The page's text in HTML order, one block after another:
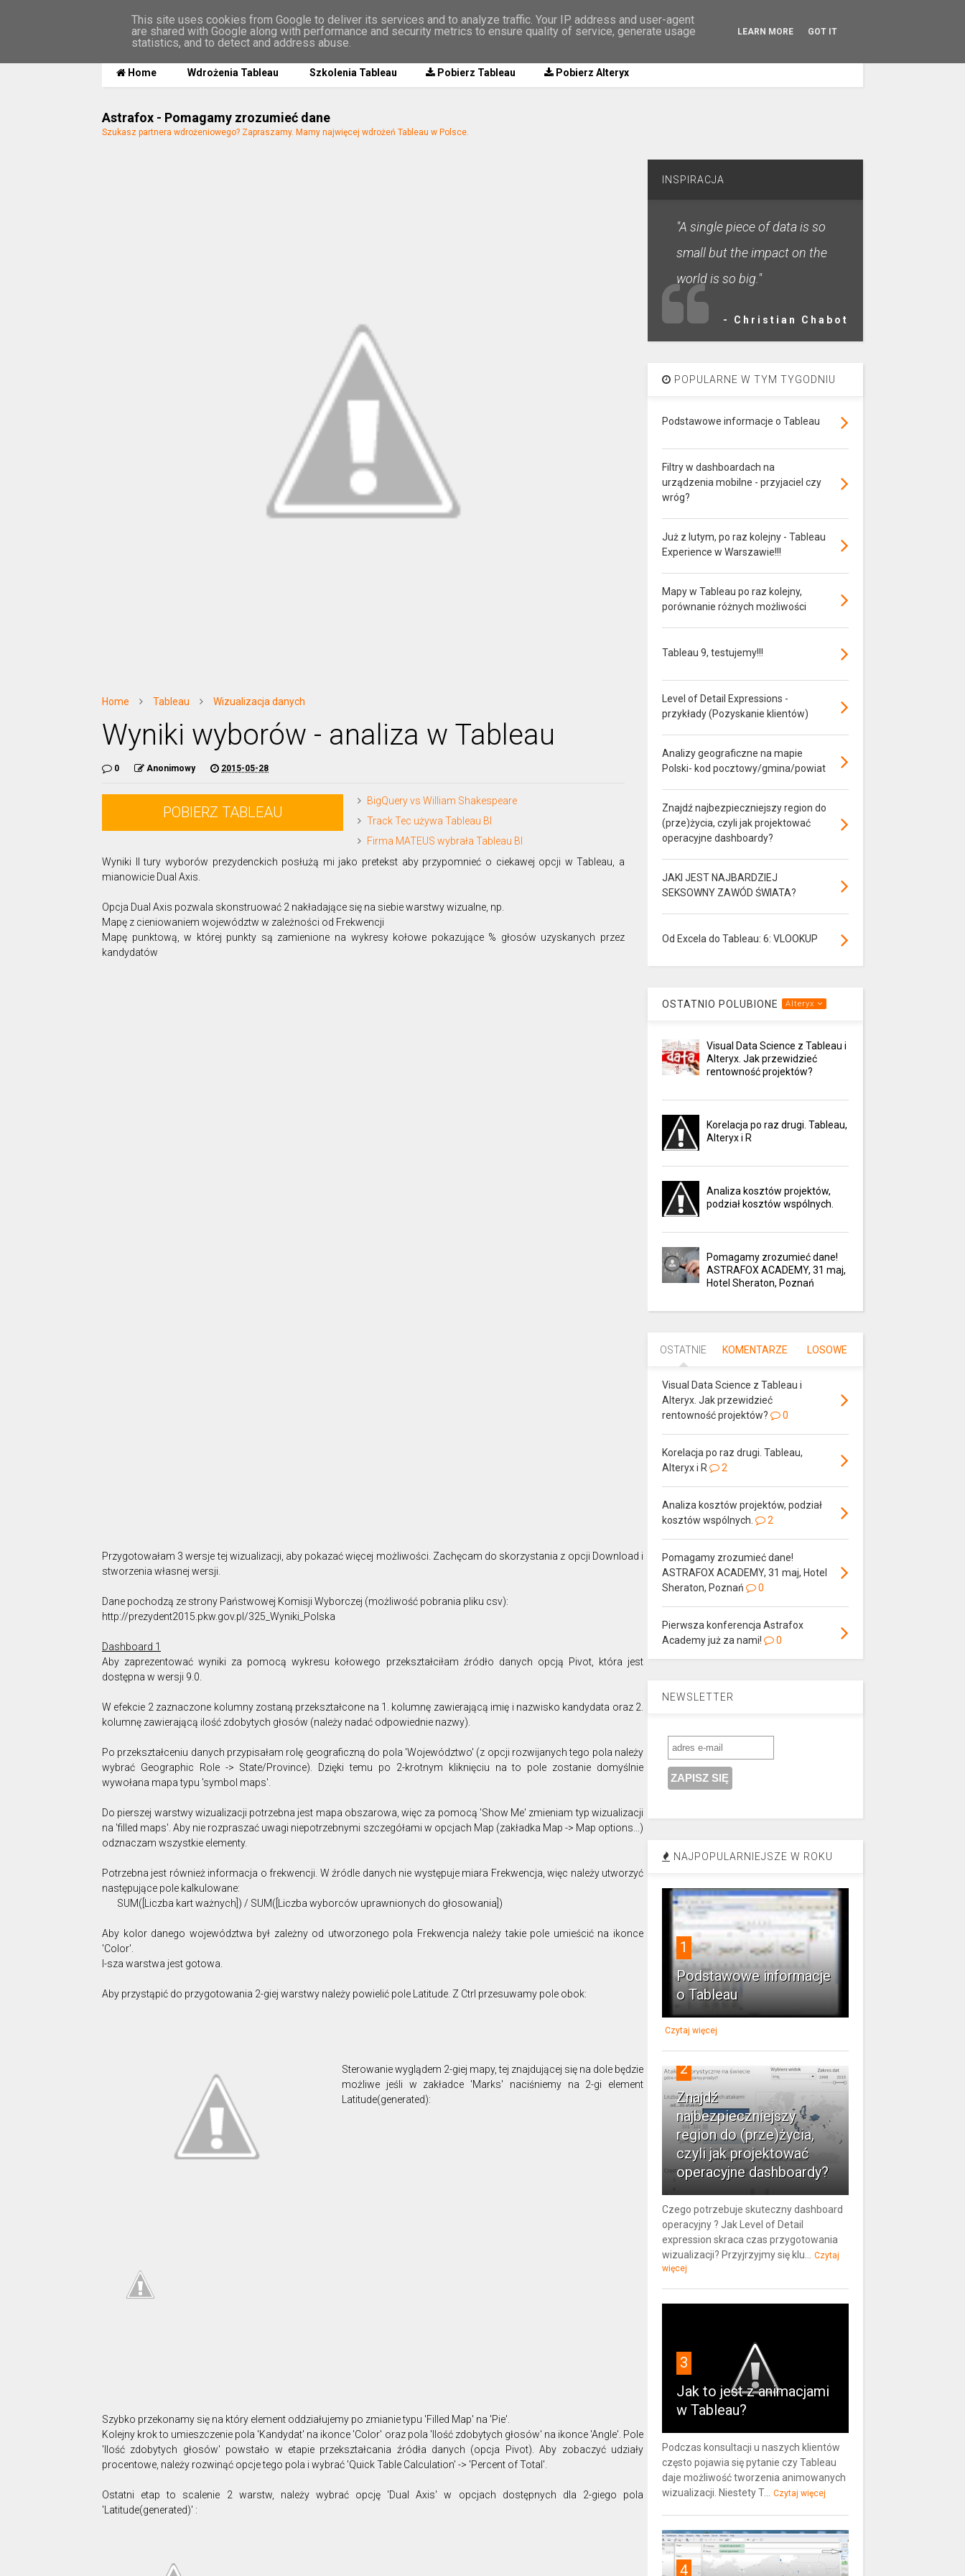
MENU SZUKAJ
Home Wdrożenia Tableau Szkolenia Tableau Pobierz Tableau Pobierz Alteryx
Astrafox - Pomagamy zrozumieć dane
Szukasz partnera wdrożeniowego? Zapraszamy. Mamy najwięcej wdrożeń Tableau w Polsce.
Home Tableau Wizualizacja danych
Wyniki wyborów - analiza w Tableau
0 Anonimowy 2015-05-28
POBIERZ TABLEAU
BigQuery vs William Shakespeare
Track Tec używa Tableau BI
Firma MATEUS wybrała Tableau BI
Wyniki II tury wyborów prezydenckich posłużą mi jako pretekst aby przypomnieć o ciekawej opcji w Tableau, a
mianowicie Dual Axis.
Opcja Dual Axis pozwala skonstruować 2 nakładające się na siebie warstwy wizualne, np.
Mapę z cieniowaniem województw w zależności od Frekwencji
Mapę punktową, w której punkty są zamienione na wykresy kołowe pokazujące % głosów uzyskanych przez
kandydatów
Przygotowałam 3 wersje tej wizualizacji, aby pokazać więcej możliwości. Zachęcam do skorzystania z opcji Download i
stworzenia własnej wersji.
Dane pochodzą ze strony Państwowej Komisji Wyborczej (możliwość pobrania pliku csv):
http://prezydent2015.pkw.gov.pl/325_Wyniki_Polska
Dashboard 1
Aby zaprezentować wyniki za pomocą wykresu kołowego przekształciłam źródło danych opcją Pivot, która jest
dostępna w wersji 9.0.
W efekcie 2 zaznaczone kolumny zostaną przekształcone na 1. kolumnę zawierającą imię i nazwisko kandydata oraz 2.
kolumnę zawierającą ilość zdobytych głosów (należy nadać odpowiednie nazwy).
Po przekształceniu danych przypisałam rolę geograficzną do pola 'Województwo' (z opcji rozwijanych tego pola należy
wybrać Geographic Role -> State/Province). Dzięki temu po 2-krotnym kliknięciu na to pole zostanie domyślnie
wywołana mapa typu 'symbol maps'.
Do pierszej warstwy wizualizacji potrzebna jest mapa obszarowa, więc za pomocą 'Show Me' zmieniam typ wizualizacji
na 'filled maps'. Aby nie rozpraszać uwagi niepotrzebnymi szczegółami w opcjach Map (zakładka Map -> Map options...)
odznaczam wszystkie elementy.
Potrzebna jest również informacja o frekwencji. W źródle danych nie występuje miara Frekwencja, więc należy utworzyć
następujące pole kalkulowane:
SUM([Liczba kart ważnych]) / SUM([Liczba wyborców uprawnionych do głosowania])
Aby kolor danego województwa był zależny od utworzonego pola Frekwencja należy takie pole umieścić na ikonce
'Color'.
I-sza warstwa jest gotowa.
Aby przystąpić do przygotowania 2-giej warstwy należy powielić pole Latitude. Z Ctrl przesuwamy pole obok:
Sterowanie wyglądem 2-giej mapy, tej znajdującej się na dole będzie
możliwe jeśli w zakładce 'Marks' naciśniemy na 2-gi element
Latitude(generated):
Szybko przekonamy się na który element oddziałujemy po zmianie typu 'Filled Map' na 'Pie'.
Kolejny krok to umieszczenie pola 'Kandydat' na ikonce 'Color' oraz pola 'Ilość zdobytych głosów' na ikonce 'Angle'. Pole
'Ilość zdobytych głosów' powstało w etapie przekształcania źródła danych (opcja Pivot). Aby zobaczyć udziały
procentowe, należy rozwinąć opcje tego pola i wybrać 'Quick Table Calculation' -> 'Percent of Total'.
Ostatni etap to scalenie 2 warstw, należy wybrać opcję 'Dual Axis' w opcjach dostępnych dla 2-giego pola
'Latitude(generated)' :
INSPIRACJA
"A single piece of data is so
small but the impact on the
world is so big."
- Christian Chabot
POPULARNE W TYM TYGODNIU
Podstawowe informacje o Tableau
Filtry w dashboardach na
urządzenia mobilne - przyjaciel czy
wróg?
Już z lutym, po raz kolejny - Tableau
Experience w Warszawie!!!
Mapy w Tableau po raz kolejny,
porównanie różnych możliwości
Tableau 9, testujemy!!!
Level of Detail Expressions -
przykłady (Pozyskanie klientów)
Analizy geograficzne na mapie
Polski- kod pocztowy/gmina/powiat
Znajdź najbezpieczniejszy region do
(prze)życia, czyli jak projektować
operacyjne dashboardy?
JAKI JEST NAJBARDZIEJ
SEKSOWNY ZAWÓD ŚWIATA?
Od Excela do Tableau: 6: VLOOKUP
OSTATNIO POLUBIONE Alteryx
Visual Data Science z Tableau i
Alteryx. Jak przewidzieć
rentowność projektów?
Korelacja po raz drugi. Tableau,
Alteryx i R
Analiza kosztów projektów,
podział kosztów wspólnych.
Pomagamy zrozumieć dane!
ASTRAFOX ACADEMY, 31 maj,
Hotel Sheraton, Poznań
OSTATNIE KOMENTARZE LOSOWE
Visual Data Science z Tableau i
Alteryx. Jak przewidzieć
rentowność projektów?
0
Korelacja po raz drugi. Tableau,
Alteryx i R
2
Analiza kosztów projektów, podział
kosztów wspólnych.
2
Pomagamy zrozumieć dane!
ASTRAFOX ACADEMY, 31 maj, Hotel
Sheraton, Poznań
0
Pierwsza konferencja Astrafox
Academy już za nami!
0
NEWSLETTER
NAJPOPULARNIEJSZE W ROKU
1
Podstawowe informacje
o Tableau
Czytaj więcej
2
Znajdź
najbezpieczniejszy
region do (prze)życia,
czyli jak projektować
operacyjne dashboardy?
Czego potrzebuje skuteczny dashboard
operacyjny ? Jak Level of Detail
expression skraca czas przygotowania
wizualizacji? Przyjrzyjmy się klu... Czytaj
więcej
3
Jak to jest z animacjami
w Tableau?
Podczas konsultacji u naszych klientów
często pojawia się pytanie czy Tableau
daje możliwość tworzenia animowanych
wizualizacji. Niestety T... Czytaj więcej
4
This site uses cookies from Google to deliver its services and to analyze traffic. Your IP address and user-agent
are shared with Google along with performance and security metrics to ensure quality of service, generate usage
statistics, and to detect and address abuse.
LEARN MORE GOT IT